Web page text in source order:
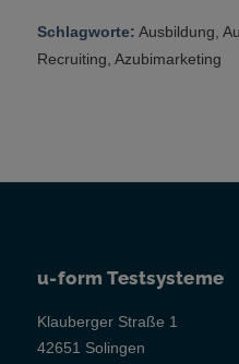
Schlagworte: Ausbildung,
Recruiting, Azubimarketing
u-form Testsysteme
Klauberger Straße 1
42651 Solingen